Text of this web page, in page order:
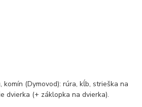
(Dymovod): rúra, kĺb, strieška na
dvierka (+ záklopka na dvierka).